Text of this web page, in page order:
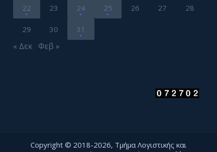
22 23 24 25 26 27 28
29 30 31
« Δεκ Φεβ »
Copyright © 2018-2026, Τμήμα Λογιστικής και